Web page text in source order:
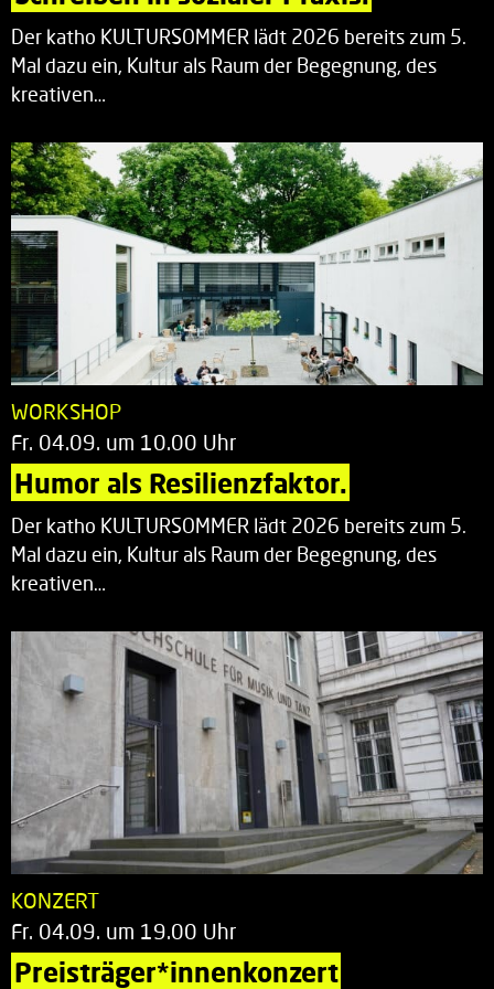
Der katho KULTURSOMMER lädt 2026 bereits zum 5.
Mal dazu ein, Kultur als Raum der Begegnung, des
kreativen…
WORKSHOP
Fr. 04.09. um 10.00 Uhr
Humor als Resilienzfaktor.
Der katho KULTURSOMMER lädt 2026 bereits zum 5.
Mal dazu ein, Kultur als Raum der Begegnung, des
kreativen…
KONZERT
Fr. 04.09. um 19.00 Uhr
Preisträger*innenkonzert